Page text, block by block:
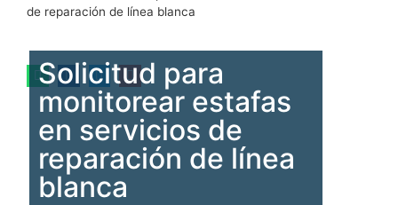
de reparación de línea blanca
Solicitud para
monitorear estafas
en servicios de
reparación de línea
blanca